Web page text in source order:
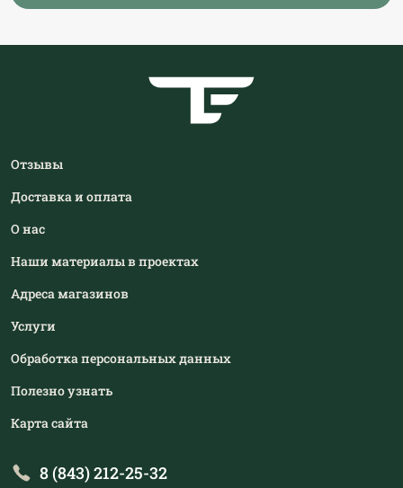
Отзывы
Доставка и оплата
О нас
Наши материалы в проектах
Адреса магазинов
Услуги
Обработка персональных данных
Полезно узнать
Карта сайта
8 (843) 212-25-32